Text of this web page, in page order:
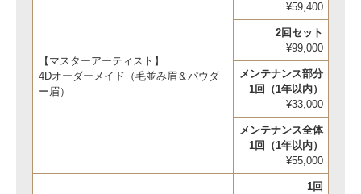
【マスターアーティスト】
4Dオーダーメイド（毛並み眉＆パウダ
ー眉）
¥59,400
2回セット
¥99,000
メンテナンス部分
1回（1年以内）
¥33,000
メンテナンス全体
1回（1年以内）
¥55,000
1回